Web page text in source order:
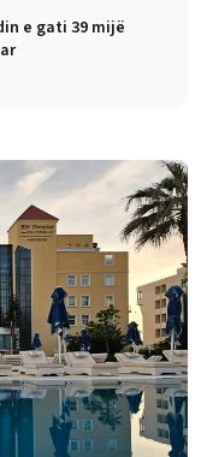
e gati 39 mijë